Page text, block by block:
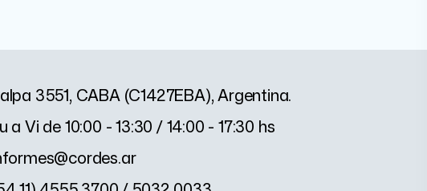
3551, CABA (C1427EBA), Argentina.
a Vi de 10:00 - 13:30 / 14:00 - 17:30 hs